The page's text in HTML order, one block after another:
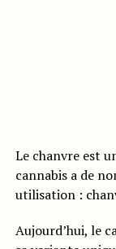
Le chanvre est
cannabis a de
utilisation :
Aujourd’hui, le